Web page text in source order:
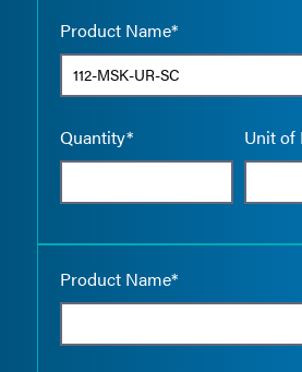
Product Name*
Quantity* Unit of
Product Name*